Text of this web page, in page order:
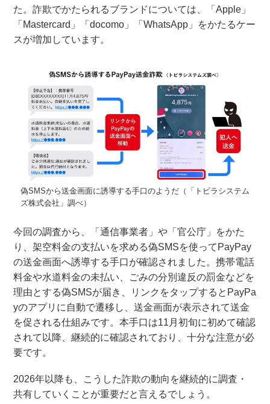
た。詐欺でかたられるブランドについては、「Apple」
「Mastercard」「docomo」「WhatsApp」をかたるケー
スが増加しています。
偽SMSから送金画面に誘導する手口のようだ（「トビラシステム
ズ株式会社」調べ）
今回の調査から、「通信事業者」や「官公庁」をかた
り、架空料金の支払いを求める偽SMSを使ってPayPay
の送金画面へ誘導する手口が確認されました。携帯電話
料金や水道料金の未払い、ごみの分別違反の罰金などを
理由とする偽SMSが届き、リンクをタップするとPayPa
yのアプリに自動で遷移し、送金画面が表示されて送金
を促される仕組みです。本手口は11月初旬に初めて確認
されて以降、継続的に確認されており、十分な注意が必
要です。
2026年以降も、こうした詐欺の動向を継続的に調査・
共有していくことが重要だと言えるでしょう。